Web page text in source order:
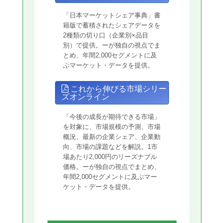
「日本マーケットシェア事典」書
籍版で蓄積されたシェアデータを
2種類の切り口（企業別×品目
別）で提供。ーが独自の視点でま
とめ、年間2,000セグメントに及
ぶマーケット・データを提供。
これから伸びる市場シリー
ズオンライン
「今後の成長が期待できる市場」
を対象に、市場規模の予測、市場
概況、最新の企業シェア、企業動
向、市場の課題などを解説。1市
場あたり2,000円のリーズナブル
価格。ーが独自の視点でまとめ、
年間2,000セグメントに及ぶマー
ケット・データを提供。